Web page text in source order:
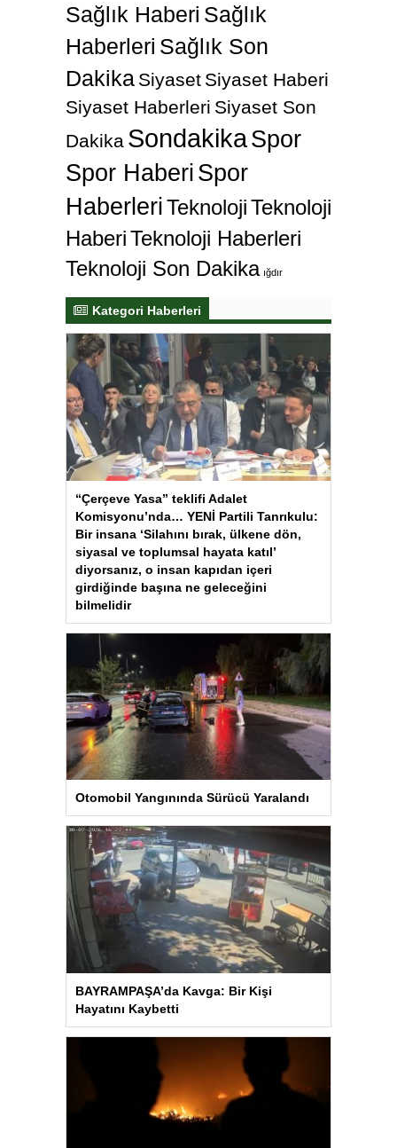
Sağlık Haberi Sağlık
Haberleri Sağlık Son
Dakika Siyaset Siyaset Haberi
Siyaset Haberleri Siyaset Son
Dakika SondakikaSpor
Spor Haberi Spor
HaberleriTeknolojiTeknoloji
HaberiTeknoloji Haberleri
Teknoloji Son Dakika ığdır
Kategori Haberleri
“Çerçeve Yasa” teklifi Adalet
Komisyonu’nda… YENİ Partili Tanrıkulu:
Bir insana ‘Silahını bırak, ülkene dön,
siyasal ve toplumsal hayata katıl’
diyorsanız, o insan kapıdan içeri
girdiğinde başına ne geleceğini
bilmelidir
Otomobil Yangınında Sürücü Yaralandı
BAYRAMPAŞA’da Kavga: Bir Kişi
Hayatını Kaybetti